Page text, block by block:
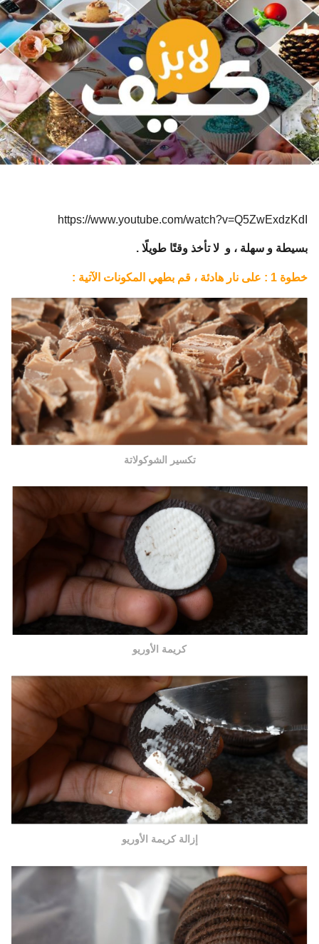
ا
ت
م
ن
ذ
https://www.youtube.com/watch?v=Q5ZwExdzKdI
بسيطة و سهلة ، و لا تأخذ وقتًا طويلًا .
خطوة 1 : على نار هادئة ، قم بطهي المكونات الآتية :
تكسير الشوكولاتة
كريمة الأوريو
إزالة كريمة الأوريو